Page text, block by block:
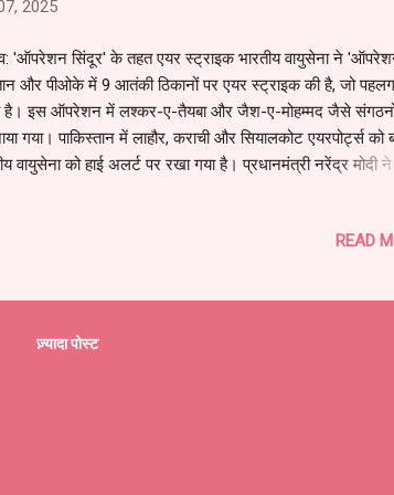
2025
'ऑपरेशन सिंदूर' के तहत एयर स्ट्राइक भारतीय वायुसेना ने
और पीओके में 9 आतंकी ठिकानों पर एयर स्ट्राइक की है, जो
है। इस ऑपरेशन में लश्कर-ए-तैयबा और जैश-ए-मोहम्मद जैसे
गया। पाकिस्तान में लाहौर, कराची और सियालकोट एयरपोर्ट्स
वायुसेना को हाई अलर्ट पर रखा गया है। प्रधानमंत्री नरेंद्र मोदी ने
"मुझे पता था कि भारत कुछ करेगा," और NSA डोभाल ने अमेरिकी
आयोजित की जा रही है, जिसमें दिल्ली, पंजाब, राजस्थान और
READ
ज़्यादा पोस्ट